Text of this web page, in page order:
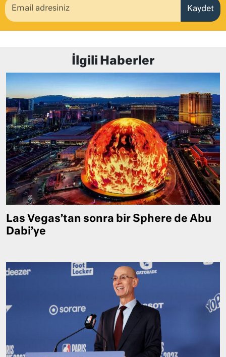
Kaydet
İlgili Haberler
Las Vegas’tan sonra bir Sphere de Abu
Dabi’ye